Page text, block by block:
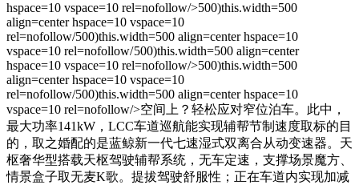
hspace=10 vspace=10 rel=nofollow/>500)this.width=500
align=center hspace=10 vspace=10
rel=nofollow/500)this.width=500 align=center hspace=10
vspace=10 rel=nofollow/500)this.width=500 align=center
hspace=10 vspace=10 rel=nofollow/>500)this.width=500
align=center hspace=10 vspace=10
rel=nofollow/500)this.width=500 align=center hspace=10
vspace=10 rel=nofollow/>空间上？轻松应对窄位泊车。此中，
最大功率141kW，LCC车道巡航能实现辅帮节制速度取标的目
的，取之婚配的是蓝鲸新一代七速湿式双离合从动变速器。天
枢奢华型搭载天枢驾驶辅帮系统，无车定速，支撑场景魔方、
情景盒子取无麦K歌。提拔驾驶舒服性；正在车道内实现加减